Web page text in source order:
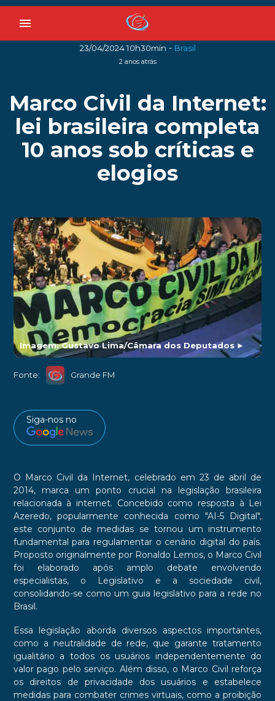
menu
23/04/2024 10h30min - Brasil
2 anos atrás
Marco Civil da Internet:
lei brasileira completa
10 anos sob críticas e
elogios
Imagem: Gustavo Lima/Câmara dos Deputados►
Fonte: Grande FM
Siga-nos no
O Marco Civil da Internet, celebrado em 23 de abril de
2014, marca um ponto crucial na legislação brasileira
relacionada à internet. Concebido como resposta à Lei
Azeredo, popularmente conhecida como "AI-5 Digital",
este conjunto de medidas se tornou um instrumento
fundamental para regulamentar o cenário digital do país.
Proposto originalmente por Ronaldo Lemos, o Marco Civil
foi elaborado após amplo debate envolvendo
especialistas, o Legislativo e a sociedade civil,
consolidando-se como um guia legislativo para a rede no
Brasil.
Essa legislação aborda diversos aspectos importantes,
como a neutralidade de rede, que garante tratamento
igualitário a todos os usuários independentemente do
valor pago pelo serviço. Além disso, o Marco Civil reforça
os direitos de privacidade dos usuários e estabelece
medidas para combater crimes virtuais, como a proibição